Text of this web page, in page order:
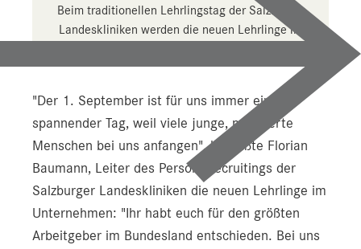
YOUNG.HOPE
Pressekontakt
Beim traditionellen Lehrlingstag der Salzburger
Landeskliniken werden die neuen Lehrlinge im
"Der 1. September ist für uns immer ein
spannender Tag, weil viele junge, motivierte
Menschen bei uns anfangen", begrüßte Florian
Baumann, Leiter des Personalrecruitings der
Salzburger Landeskliniken die neuen Lehrlinge im
Unternehmen: "Ihr habt euch für den größten
Arbeitgeber im Bundesland entschieden. Bei uns